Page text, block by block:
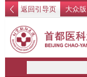
返回引导页 大众版